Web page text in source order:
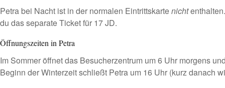
Petra bei Nacht ist in der normalen Eintrittskartenicht
du das separate Ticket für 17 JD.
Öffnungszeiten in Petra
Im Sommer öffnet das Besucherzentrum um 6 Uhr morgens
Beginn der Winterzeit schließt Petra um 16 Uhr (kurz danach